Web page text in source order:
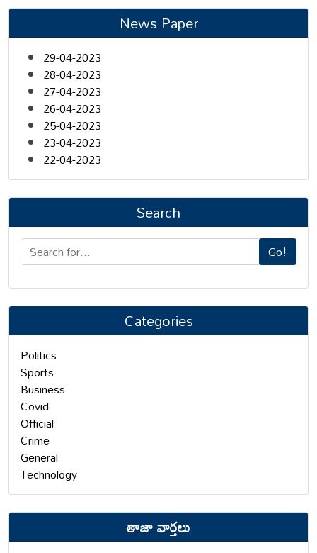
News Paper
29-04-2023
28-04-2023
27-04-2023
26-04-2023
25-04-2023
23-04-2023
22-04-2023
Search
Go!
Categories
Politics
Sports
Business
Covid
Official
Crime
General
Technology
తాజా వార్తలు